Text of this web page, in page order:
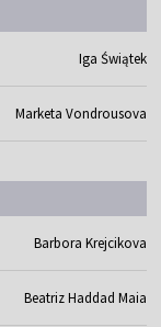
Iga Świątek
Marketa Vondrousova
Barbora Krejcikova
Beatriz Haddad Maia